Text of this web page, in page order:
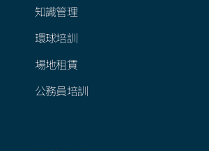
知識管理
環球培訓
場地租賃
公務員培訓